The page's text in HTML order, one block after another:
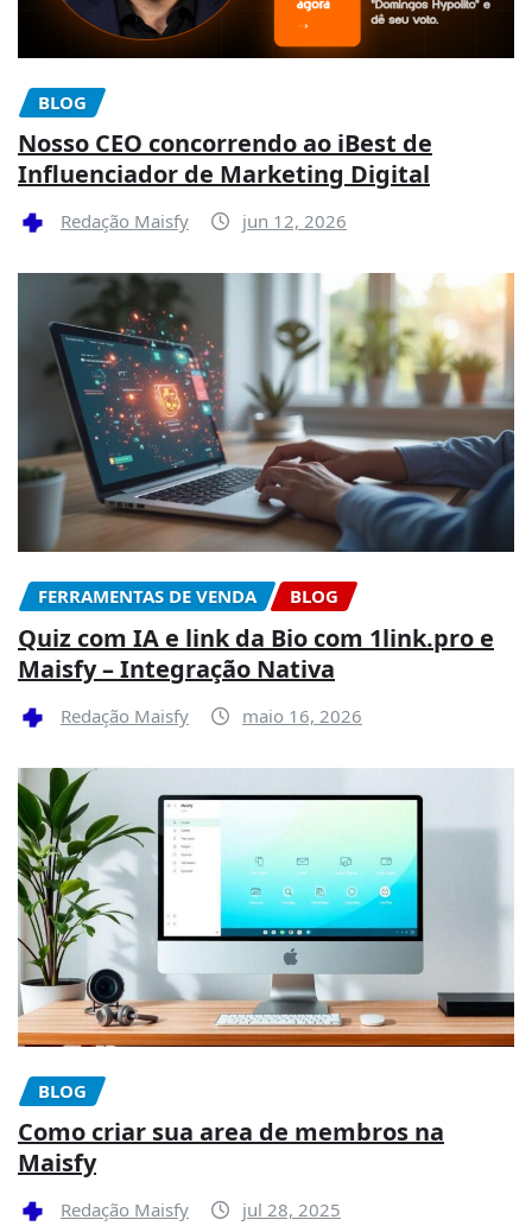
BLOG
Nosso CEO concorrendo ao iBest de
Influenciador de Marketing Digital
Redação Maisfy jun 12, 2026
FERRAMENTAS DE VENDA BLOG
Quiz com IA e link da Bio com 1link.pro e
Maisfy – Integração Nativa
Redação Maisfy maio 16, 2026
BLOG
Como criar sua area de membros na
Maisfy
Redação Maisfy jul 28, 2025